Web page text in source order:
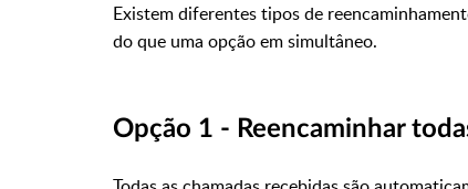
Existem diferentes tipos de
do que uma opção em simultâneo.
Opção 1 - Reencaminhar